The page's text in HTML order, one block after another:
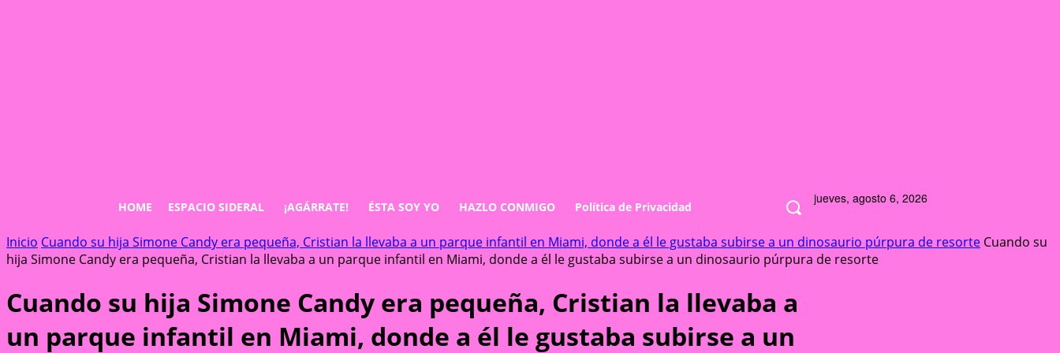
jueves, agosto 6, 2026
HOME ESPACIO SIDERAL ¡AGÁRRATE! ÉSTA SOY YO HAZLO CONMIGO Política de Privacidad
Inicio Cuando su hija Simone Candy era pequeña, Cristian la llevaba a un parque infantil en Miami, donde a él le gustaba subirse a un dinosaurio púrpura de resorte Cuando su
hija Simone Candy era pequeña, Cristian la llevaba a un parque infantil en Miami, donde a él le gustaba subirse a un dinosaurio púrpura de resorte
Cuando su hija Simone Candy era pequeña, Cristian la llevaba a
un parque infantil en Miami, donde a él le gustaba subirse a un